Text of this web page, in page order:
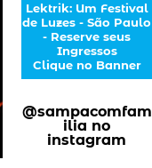
Lektrik: Um Festival
de Luzes - São Paulo
- Reserve seus
Ingressos
Clique no Banner
@sampacomfam
ilia no
instagram